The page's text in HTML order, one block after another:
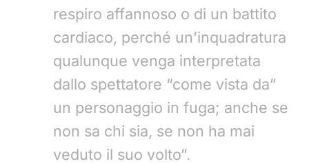
respiro affannoso o di un battito
cardiaco, perché un’inquadratura
qualunque venga interpretata
dallo spettatore “come vista da”
un personaggio in fuga; anche se
non sa chi sia, se non ha mai
veduto il suo volto”.